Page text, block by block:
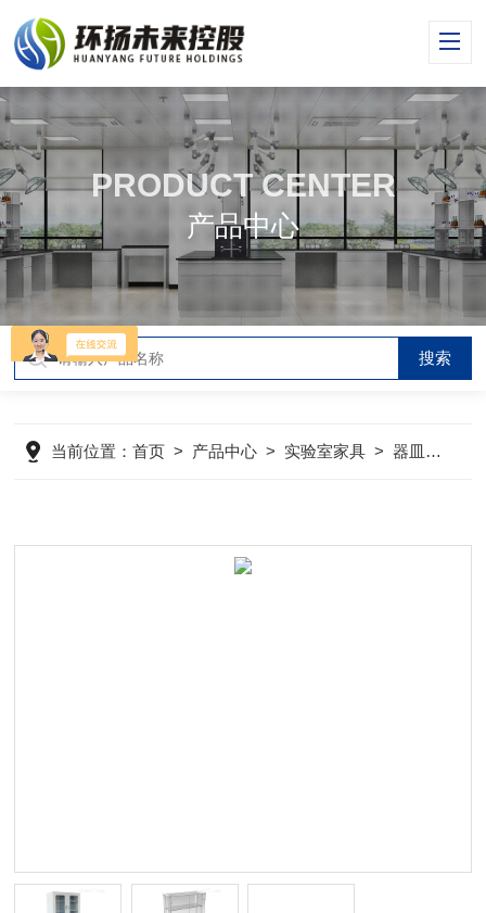
PRODUCT CENTER
产品中心
当前位置：首页 > 产品中心 > 实验室家具 >器皿柜器械柜